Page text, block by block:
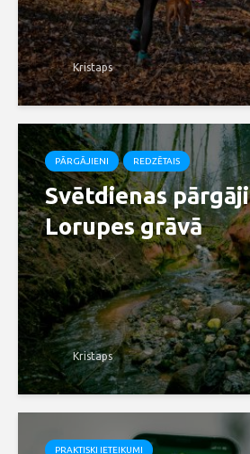
Kristaps
PĀRGĀJIENI REDZĒTAIS
Svētdienas
Lorupes grāvā
Kristaps
PRAKTISKI IETEIKUMI